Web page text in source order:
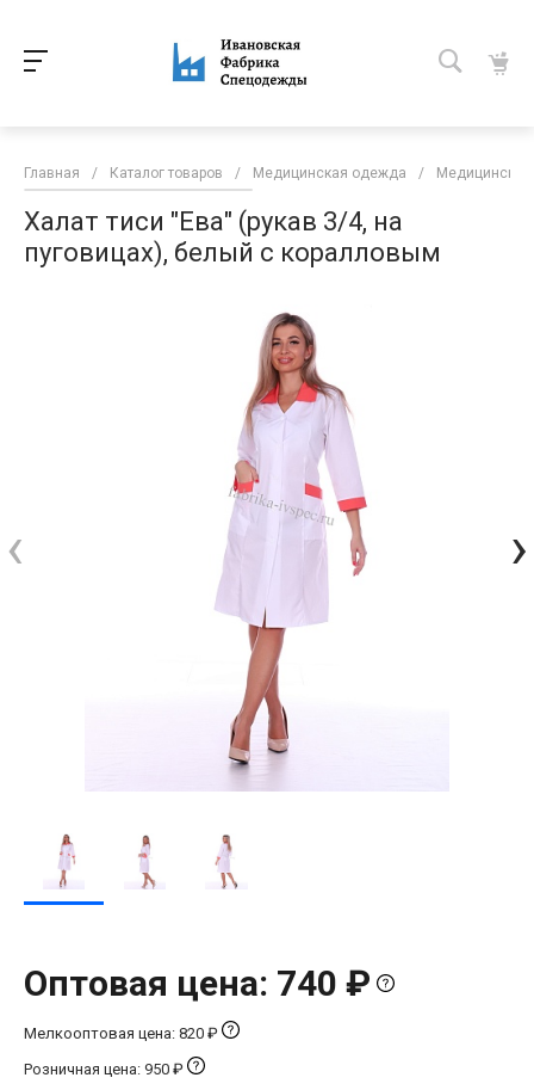
Главная / Каталог товаров / Медицинская одежда / Медицинские
Халат тиси "Ева" (рукав 3/4, на
пуговицах), белый с коралловым
‹ ›
Оптовая цена: 740 ₽
Мелкооптовая цена: 820 ₽
Розничная цена: 950 ₽